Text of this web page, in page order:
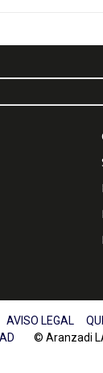
AVISO LEGAL
© Aranzadi